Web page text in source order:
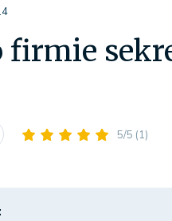
firmie
5/5 (1)